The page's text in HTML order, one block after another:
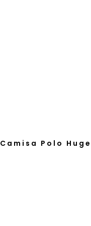
Camisa Polo